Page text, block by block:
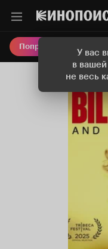
У вас
в
не весь
Попробовать Плюс